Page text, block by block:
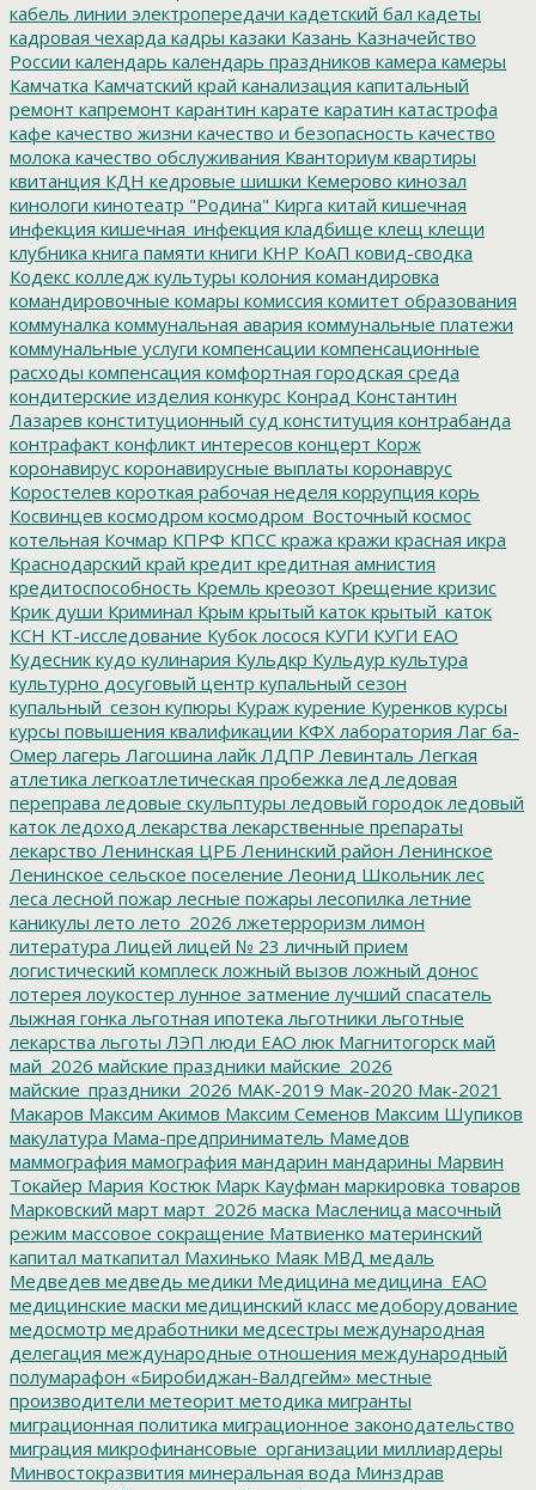
кабель линии электропередачи кадетский бал кадеты
кадровая чехарда кадры казаки Казань Казначейство
России календарь календарь праздников камера камеры
Камчатка Камчатский край канализация капитальный
ремонт капремонт карантин карате каратин катастрофа
кафе качество жизни качество и безопасность качество
молока качество обслуживания Кванториум квартиры
квитанция КДН кедровые шишки Кемерово кинозал
кинологи кинотеатр "Родина" Кирга китай кишечная
инфекция кишечная_инфекция кладбище клещ клещи
клубника книга памяти книги КНР КоАП ковид-сводка
Кодекс колледж культуры колония командировка
командировочные комары комиссия комитет образования
коммуналка коммунальная авария коммунальные платежи
коммунальные услуги компенсации компенсационные
расходы компенсация комфортная городская среда
кондитерские изделия конкурс Конрад Константин
Лазарев конституционный суд конституция контрабанда
контрафакт конфликт интересов концерт Корж
коронавирус коронавирусные выплаты коронаврус
Коростелев короткая рабочая неделя коррупция корь
Косвинцев космодром космодром_Восточный космос
котельная Кочмар КПРФ КПСС кража кражи красная икра
Краснодарский край кредит кредитная амнистия
кредитоспособность Кремль креозот Крещение кризис
Крик души Криминал Крым крытый каток крытый_каток
КСН КТ-исследование Кубок лосося КУГИ КУГИ ЕАО
Кудесник кудо кулинария Кульдкр Кульдур культура
культурно досуговый центр купальный сезон
купальный_сезон купюры Кураж курение Куренков курсы
курсы повышения квалификации КФХ лаборатория Лаг ба-
Омер лагерь Лагошина лайк ЛДПР Левинталь Легкая
атлетика легкоатлетическая пробежка лед ледовая
переправа ледовые скульптуры ледовый городок ледовый
каток ледоход лекарства лекарственные препараты
лекарство Ленинская ЦРБ Ленинский район Ленинское
Ленинское сельское поселение Леонид Школьник лес
леса лесной пожар лесные пожары лесопилка летние
каникулы лето лето_2026 лжетерроризм лимон
литература Лицей лицей № 23 личный прием
логистический комплеск ложный вызов ложный донос
лотерея лоукостер лунное затмение лучший спасатель
лыжная гонка льготная ипотека льготники льготные
лекарства льготы ЛЭП люди ЕАО люк Магнитогорск май
май_2026 майские праздники майские_2026
майские_праздники_2026 МАК-2019 Мак-2020 Мак-2021
Макаров Максим Акимов Максим Семенов Максим Шупиков
макулатура Мама-предприниматель Мамедов
маммография мамография мандарин мандарины Марвин
Токайер Мария Костюк Марк Кауфман маркировка товаров
Марковский март март_2026 маска Масленица масочный
режим массовое сокращение Матвиенко материнский
капитал маткапитал Махинько Маяк МВД медаль
Медведев медведь медики Медицина медицина_ЕАО
медицинские маски медицинский класс медоборудование
медосмотр медработники медсестры международная
делегация международные отношения международный
полумарафон «Биробиджан-Валдгейм» местные
производители метеорит методика мигранты
миграционная политика миграционное законодательство
миграция микрофинансовые_организации миллиардеры
Минвостокразвития минеральная вода Минздрав